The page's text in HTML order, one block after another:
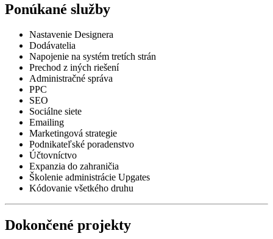
Ponúkané služby
Nastavenie Designera
Dodávatelia
Napojenie na systém tretích strán
Prechod z iných riešení
Administračné správa
PPC
SEO
Sociálne siete
Emailing
Marketingová strategie
Podnikateľské poradenstvo
Účtovníctvo
Expanzia do zahraničia
Školenie administrácie Upgates
Kódovanie všetkého druhu
Dokončené projekty